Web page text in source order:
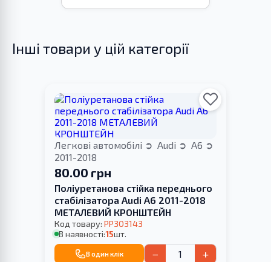
Інші товари у цій категорії
Легкові автомобілі Audi
A6
2011-2018
80.00 грн
Поліуретанова стійка переднього
стабілізатора Audi A6 2011-2018
МЕТАЛЕВИЙ КРОНШТЕЙН
Код товару: PP303143
В наявності:15шт.
В один клік − +